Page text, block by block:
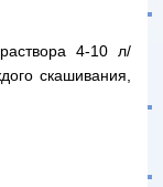
4-10 л/
скашивания,